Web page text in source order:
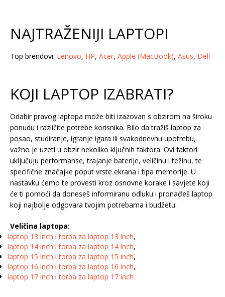
NAJTRAŽENIJI LAPTOPI
Top brendovi: Lenovo, HP, Acer, Apple (MacBook), Asus, Dell
KOJI LAPTOP IZABRATI?
Odabir pravog laptopa može biti izazovan s obzirom na široku
ponudu i različite potrebe korisnika. Bilo da tražiš laptop za
posao, studiranje, igranje igara ili svakodnevnu upotrebu,
važno je uzeti u obzir nekoliko ključnih faktora. Ovi faktori
uključuju performanse, trajanje baterije, veličinu i težinu, te
specifične značajke poput vrste ekrana i tipa memorije. U
nastavku ćemo te provesti kroz osnovne korake i savjete koji
će ti pomoći da doneseš informiranu odluku i pronađeš laptop
koji najbolje odgovara tvojim potrebama i budžetu.
Veličina laptopa:
laptop 13 inch itorba za laptop 13 inch,
laptop 14 inch itorba za laptop 14 inch,
laptop 15 inch itorba za laptop 15 inch,
laptop 16 inch itorba za laptop 16 inch,
laptop 17 inch itorba za laptop 17 inch